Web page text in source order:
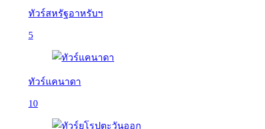
ทัวร์สหรัฐอาหรับฯ
5
ทัวร์แคนาดา
10